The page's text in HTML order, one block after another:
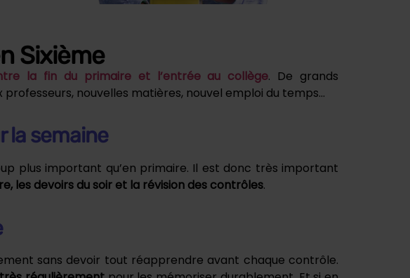
Sixième
la fin du primaire et l’entrée au collège. De grands
nouvelles matières, nouvel emploi du temps…
la semaine
plus important qu’en primaire. Il est donc très important
les devoirs du soir et la révision des contrôles.
sans devoir tout réapprendre avant chaque contrôle.